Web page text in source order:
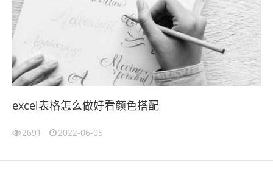
excel表格怎么做好看颜色搭配
2691 2022-06-05